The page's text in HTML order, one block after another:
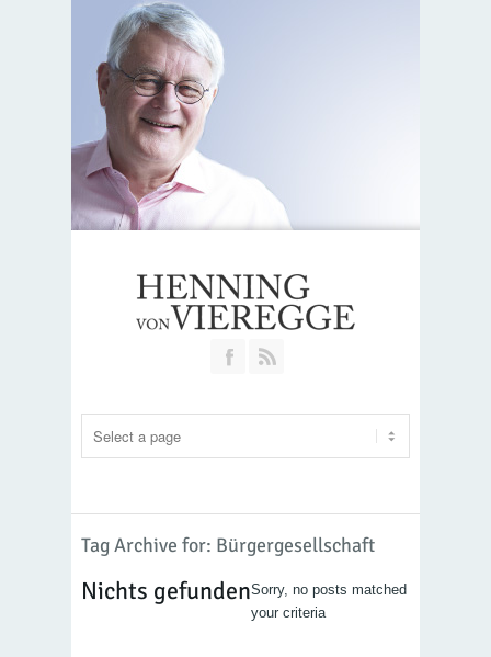
Join our Facebook Group
Tag Archive for: Bürgergesellschaft
Nichts gefundenSorry, no posts matched
your criteria